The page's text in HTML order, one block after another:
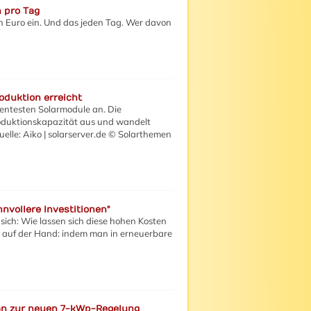
Tag
ein. Und das jeden Tag. Wer davon
erreicht
Solarmodule an. Die
aus und wandelt
Aiko | solarserver.de © Solarthemen
Investitionen"
Wie lassen sich diese hohen Kosten
der Hand: indem man in erneuerbare